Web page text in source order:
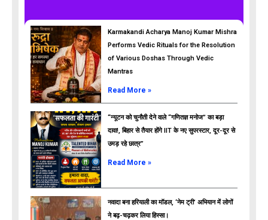
ads
Karmakandi Acharya Manoj Kumar Mishra
Performs Vedic Rituals for the Resolution
of Various Doshas Through Vedic
Mantras
Read More »
“न्यूटन को चुनौती देने वाले “गणितज्ञ मनोज” का बड़ा
दावा!, बिहार से तैयार होंगे IIT के नए सुपरस्टार, दूर-दूर से
उमड़ रहे छात्र”
Read More »
नवादा बना हरियाली का मॉडल, ‘नेम ट्री’ अभियान में लोगों
ने बढ़-चढ़कर लिया हिस्सा।